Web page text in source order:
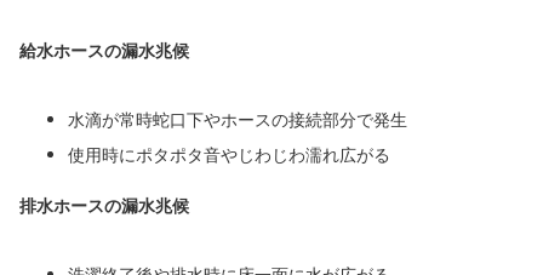
給水ホースの漏水兆候
水滴が常時蛇口下やホースの接続部分で発生
使用時にポタポタ音やじわじわ濡れ広がる
排水ホースの漏水兆候